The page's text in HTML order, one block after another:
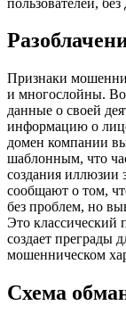
Признаки
и многослойны.
данные о своей
информацию о
домен компании
шаблонным, что
создания иллюзии
сообщают о том,
без проблем, но
Это классический
создает преграды
мошенническом
Схема